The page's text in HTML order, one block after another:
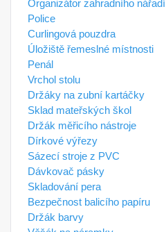
Organizátor zahradního nářadí
Police
Curlingová pouzdra
Úložiště řemeslné místnosti
Penál
Vrchol stolu
Držáky na zubní kartáčky
Sklad mateřských škol
Držák měřicího nástroje
Dírkové výřezy
Sázecí stroje z PVC
Dávkovač pásky
Skladování pera
Bezpečnost balicího papíru
Držák barvy